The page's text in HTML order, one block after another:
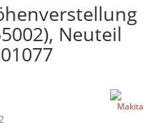
Neuteil